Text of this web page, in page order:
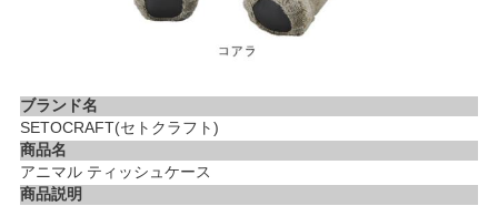
ブランド名
SETOCRAFT(セトクラフト)
商品名
アニマル ティッシュケース
商品説明